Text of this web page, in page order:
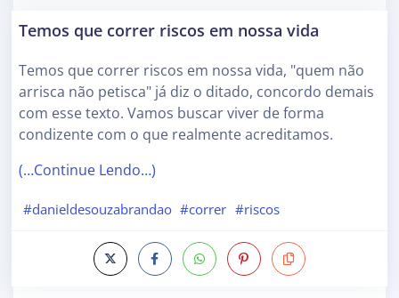
Temos que correr riscos em nossa vida
Temos que correr riscos em nossa vida, "quem não
arrisca não petisca" já diz o ditado, concordo demais
com esse texto. Vamos buscar viver de forma
condizente com o que realmente acreditamos.
(…Continue Lendo…)
#danieldesouzabrandao #correr #riscos